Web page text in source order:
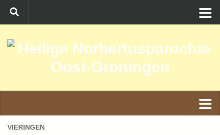
Ga naar de inhoud
VIERINGEN